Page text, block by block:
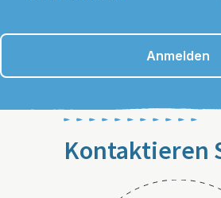
Anmelden
Kontaktieren